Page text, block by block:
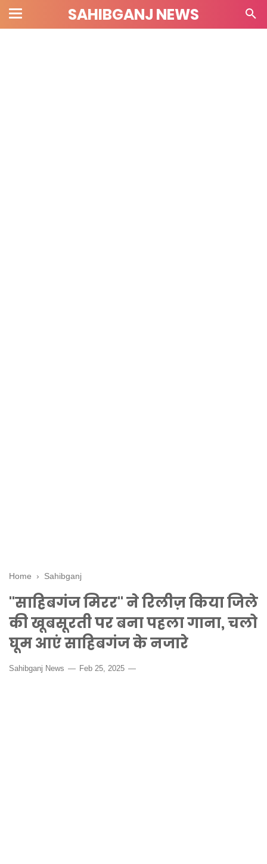
SAHIBGANJ NEWS
Home › Sahibganj
"साहिबगंज मिरर" ने रिलीज़ किया जिले
की खूबसूरती पर बना पहला गाना, चलो
घूम आएं साहिबगंज के नजारे
Sahibganj News Feb 25, 2025